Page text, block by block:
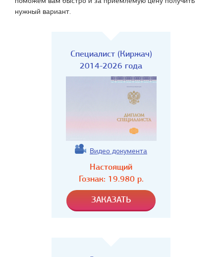
нужный вариант.
Специалист (Киржач)
2014-2026 года
Видео документа
Настоящий
Гознак: 19.980р.